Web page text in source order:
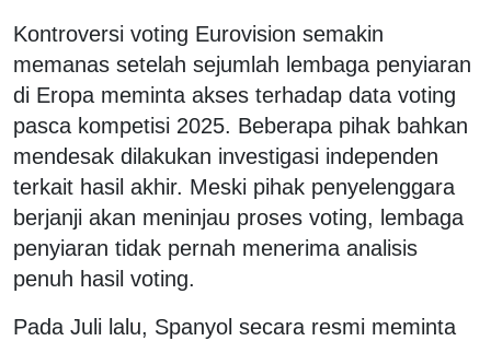
Kontroversi voting Eurovision semakin
memanas setelah sejumlah lembaga penyiaran
di Eropa meminta akses terhadap data voting
pasca kompetisi 2025. Beberapa pihak bahkan
mendesak dilakukan investigasi independen
terkait hasil akhir. Meski pihak penyelenggara
berjanji akan meninjau proses voting, lembaga
penyiaran tidak pernah menerima analisis
penuh hasil voting.
Pada Juli lalu, Spanyol secara resmi meminta